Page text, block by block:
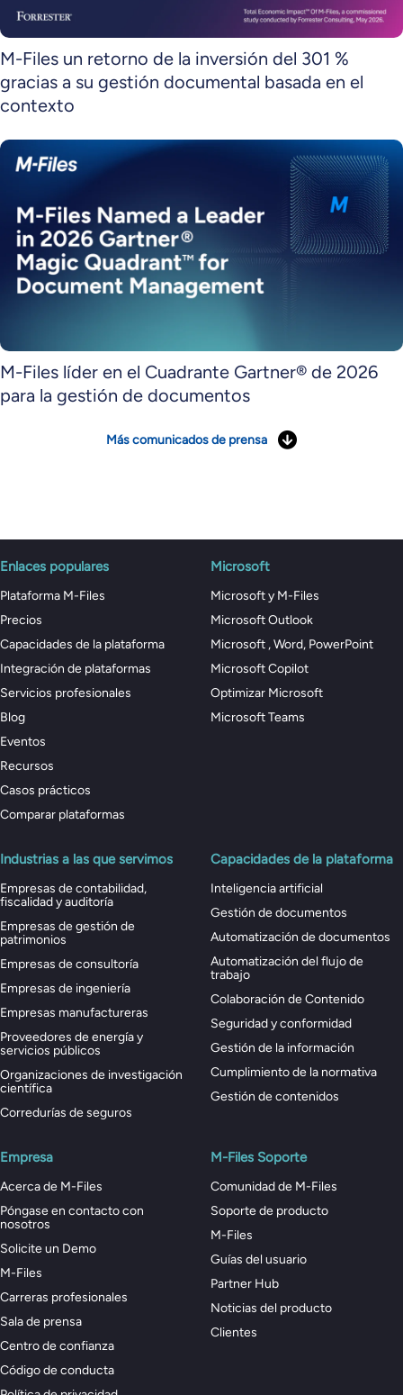
M-Files un retorno de la inversión del 301 %
gracias a su gestión documental basada en el
contexto
M-Files líder en el Cuadrante Gartner® de 2026
para la gestión de documentos
Más comunicados de prensa
Enlaces populares
Plataforma M-Files
Precios
Capacidades de la plataforma
Integración de plataformas
Servicios profesionales
Blog
Eventos
Recursos
Casos prácticos
Comparar plataformas
Microsoft
Microsoft y M-Files
Microsoft Outlook
Microsoft , Word, PowerPoint
Microsoft Copilot
Optimizar Microsoft
Microsoft Teams
Industrias a las que servimos
Empresas de contabilidad,
fiscalidad y auditoría
Empresas de gestión de
patrimonios
Empresas de consultoría
Empresas de ingeniería
Empresas manufactureras
Proveedores de energía y
servicios públicos
Organizaciones de investigación
científica
Corredurías de seguros
Capacidades de la plataforma
Inteligencia artificial
Gestión de documentos
Automatización de documentos
Automatización del flujo de
trabajo
Colaboración de Contenido
Seguridad y conformidad
Gestión de la información
Cumplimiento de la normativa
Gestión de contenidos
Empresa
Acerca de M-Files
Póngase en contacto con
nosotros
Solicite un Demo
M-Files
Carreras profesionales
Sala de prensa
Centro de confianza
Código de conducta
M-Files Soporte
Comunidad de M-Files
Soporte de producto
M-Files
Guías del usuario
Partner Hub
Noticias del producto
Clientes